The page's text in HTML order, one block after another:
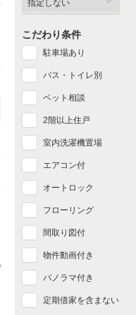
こだわり条件
駐車場あり
バス・トイレ別
ペット相談
2階以上住戸
室内洗濯機置場
エアコン付
オートロック
フローリング
間取り図付
物件動画付き
パノラマ付き
定期借家を含まない